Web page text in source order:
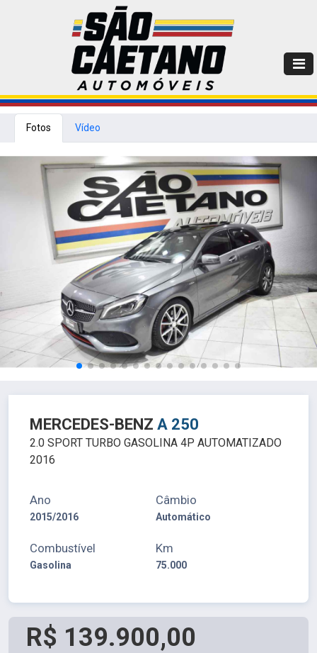
Fotos Vídeo
MERCEDES-BENZ A 250
2.0 SPORT TURBO GASOLINA 4P AUTOMATIZADO
2016
Ano
2015/2016
Câmbio
Automático
Combustível
Gasolina
Km
75.000
R$ 139.900,00